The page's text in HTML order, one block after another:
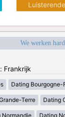
We werken
Frankrijk
Dating
Terre Dating
Normandie Dating